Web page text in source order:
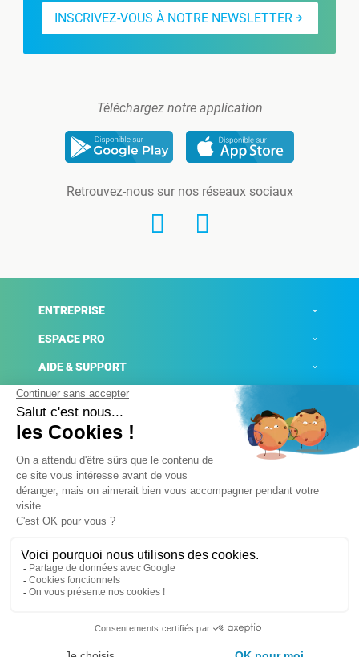
INSCRIVEZ-VOUS À NOTRE NEWSLETTER
Téléchargez notre application
Retrouvez-nous sur nos réseaux sociaux
ENTREPRISE
ESPACE PRO
AIDE & SUPPORT
ACTUALITÉS
Mentions légales
Conditions générales de ventes
Plateforme de signalement